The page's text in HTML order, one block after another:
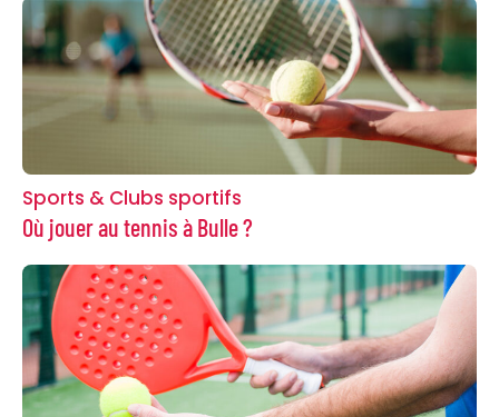
Sports & Clubs sportifs
Où jouer au tennis à Bulle ?